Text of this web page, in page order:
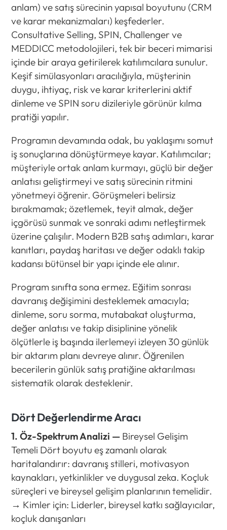
anlam) ve satış sürecinin yapısal boyutunu (CRM
ve karar mekanizmaları) keşfederler.
Consultative Selling, SPIN, Challenger ve
MEDDICC metodolojileri, tek bir beceri mimarisi
içinde bir araya getirilerek katılımcılara sunulur.
Keşif simülasyonları aracılığıyla, müşterinin
duygu, ihtiyaç, risk ve karar kriterlerini aktif
dinleme ve SPIN soru dizileriyle görünür kılma
pratiği yapılır.
Programın devamında odak, bu yaklaşımı somut
iş sonuçlarına dönüştürmeye kayar. Katılımcılar;
müşteriyle ortak anlam kurmayı, güçlü bir değer
anlatısı geliştirmeyi ve satış sürecinin ritmini
yönetmeyi öğrenir. Görüşmeleri belirsiz
bırakmamak; özetlemek, teyit almak, değer
içgörüsü sunmak ve sonraki adımı netleştirmek
üzerine çalışılır. Modern B2B satış adımları, karar
kanıtları, paydaş haritası ve değer odaklı takip
kadansı bütünsel bir yapı içinde ele alınır.
Program sınıfta sona ermez. Eğitim sonrası
davranış değişimini desteklemek amacıyla;
dinleme, soru sorma, mutabakat oluşturma,
değer anlatısı ve takip disiplinine yönelik
ölçütlerle iş başında ilerlemeyi izleyen 30 günlük
bir aktarım planı devreye alınır. Öğrenilen
becerilerin günlük satış pratiğine aktarılması
sistematik olarak desteklenir.
Dört Değerlendirme Aracı
1. Öz-Spektrum Analizi — Bireysel Gelişim
Temeli Dört boyutu eş zamanlı olarak
haritalandırır: davranış stilleri, motivasyon
kaynakları, yetkinlikler ve duygusal zeka. Koçluk
süreçleri ve bireysel gelişim planlarının temelidir.
→ Kimler için: Liderler, bireysel katkı sağlayıcılar,
koçluk danışanları